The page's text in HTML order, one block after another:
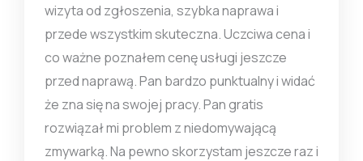
wizyta od zgłoszenia, szybka naprawa i
przede wszystkim skuteczna. Uczciwa cena i
co ważne poznałem cenę usługi jeszcze
przed naprawą. Pan bardzo punktualny i widać
że zna się na swojej pracy. Pan gratis
rozwiązał mi problem z niedomywającą
zmywarką. Na pewno skorzystam jeszcze raz i